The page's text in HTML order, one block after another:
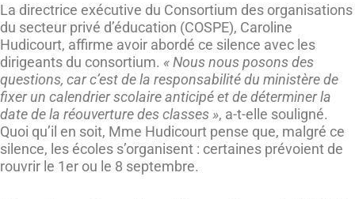
La directrice exécutive du Consortium des organisations
du secteur privé d’éducation (COSPE), Caroline
Hudicourt, affirme avoir abordé ce silence avec les
dirigeants du consortium. « Nous nous posons des
questions, car c’est de la responsabilité du ministère de
fixer un calendrier scolaire anticipé et de déterminer la
date de la réouverture des classes », a-t-elle souligné.
Quoi qu’il en soit, Mme Hudicourt pense que, malgré ce
silence, les écoles s’organisent : certaines prévoient de
rouvrir le 1er ou le 8 septembre.